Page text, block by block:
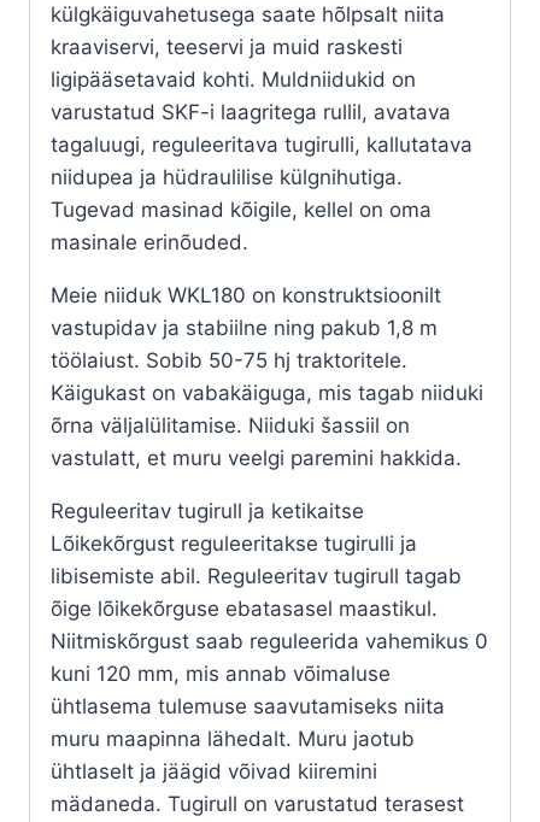
külgkäiguvahetusega saate hõlpsalt niita
kraaviservi, teeservi ja muid raskesti
ligipääsetavaid kohti. Muldniidukid on
varustatud SKF-i laagritega rullil, avatava
tagaluugi, reguleeritava tugirulli, kallutatava
niidupea ja hüdraulilise külgnihutiga.
Tugevad masinad kõigile, kellel on oma
masinale erinõuded.
Meie niiduk WKL180 on konstruktsioonilt
vastupidav ja stabiilne ning pakub 1,8 m
töölaiust. Sobib 50-75 hj traktoritele.
Käigukast on vabakäiguga, mis tagab niiduki
õrna väljalülitamise. Niiduki šassiil on
vastulatt, et muru veelgi paremini hakkida.
Reguleeritav tugirull ja ketikaitse
Lõikekõrgust reguleeritakse tugirulli ja
libisemiste abil. Reguleeritav tugirull tagab
õige lõikekõrguse ebatasasel maastikul.
Niitmiskõrgust saab reguleerida vahemikus 0
kuni 120 mm, mis annab võimaluse
ühtlasema tulemuse saavutamiseks niita
muru maapinna lähedalt. Muru jaotub
ühtlaselt ja jäägid võivad kiiremini
mädaneda. Tugirull on varustatud terasest